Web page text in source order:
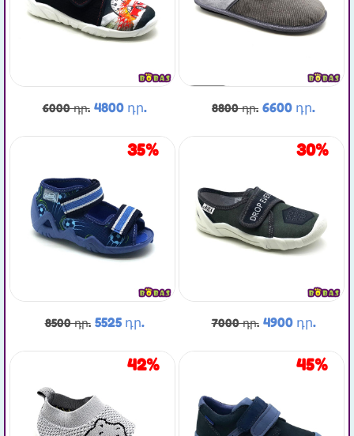
4800 դր.
6000 դր.
35%
5525 դր.
8500 դր.
42%
6600 դր.
8800 դր.
30%
4900 դր.
7000 դր.
45%